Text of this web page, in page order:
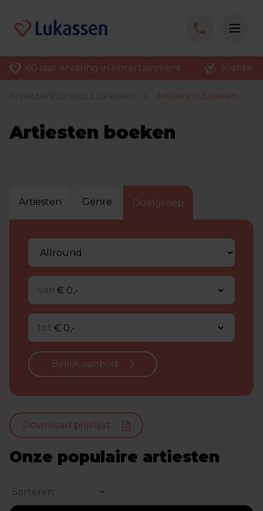
60 jaar ervaring in entertainment
Artiesten boeken
Artiesten boeken
Artiesten Genre Doelgroep
van
tot
Bekijk aanbod
Download prijslijst
Onze populaire artiesten